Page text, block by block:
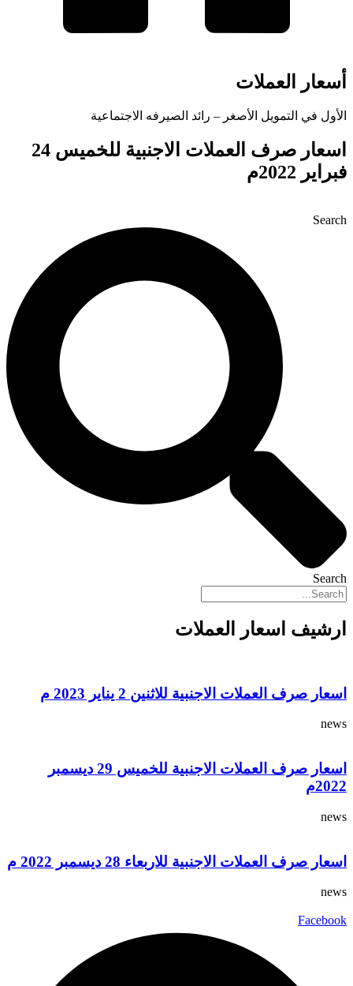
أسعار العملات
الأول في التمويل الأصغر – رائد الصيرفه الاجتماعية
اسعار صرف العملات الاجنبية للخميس 24
فبراير 2022م
Search
Search
ارشيف اسعار العملات
اسعار صرف العملات الاجنبية للاثنين 2 يناير 2023 م
news
اسعار صرف العملات الاجنبية للخميس 29 ديسمبر
2022م
news
اسعار صرف العملات الاجنبية للاربعاء 28 ديسمبر 2022 م
news
Facebook